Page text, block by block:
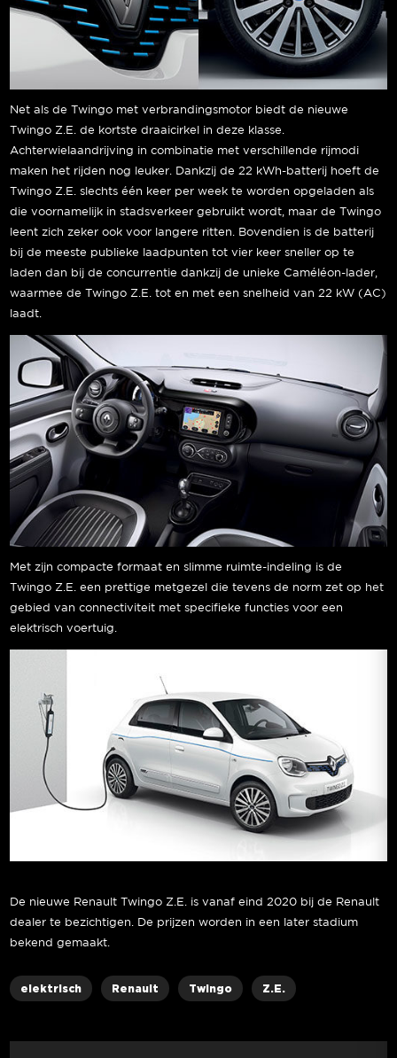
Net als de Twingo met verbrandingsmotor biedt de nieuwe
Twingo Z.E. de kortste draaicirkel in deze klasse.
Achterwielaandrijving in combinatie met verschillende rijmodi
maken het rijden nog leuker. Dankzij de 22 kWh-batterij hoeft de
Twingo Z.E. slechts één keer per week te worden opgeladen als
die voornamelijk in stadsverkeer gebruikt wordt, maar de Twingo
leent zich zeker ook voor langere ritten. Bovendien is de batterij
bij de meeste publieke laadpunten tot vier keer sneller op te
laden dan bij de concurrentie dankzij de unieke Caméléon-lader,
waarmee de Twingo Z.E. tot en met een snelheid van 22 kW (AC)
laadt.
Met zijn compacte formaat en slimme ruimte-indeling is de
Twingo Z.E. een prettige metgezel die tevens de norm zet op het
gebied van connectiviteit met specifieke functies voor een
elektrisch voertuig.
De nieuwe Renault Twingo Z.E. is vanaf eind 2020 bij de Renault
dealer te bezichtigen. De prijzen worden in een later stadium
bekend gemaakt.
elektrisch Renault Twingo Z.E.